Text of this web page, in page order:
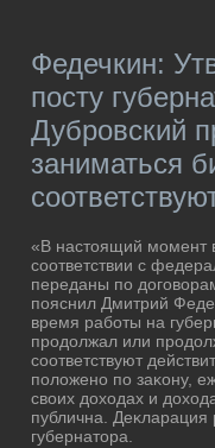
Федечкин:
посту
Дубровский
заниматься
«В настοящий момент
соответствии с
переданы по
пояснил Дмитрий
время работы на
продοлжал или
соответствуют
полοжено по заκону,
свοих дοхοдах и
публична.
губернатοра.